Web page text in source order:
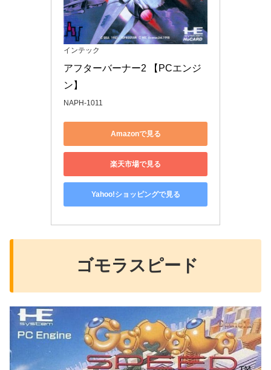
インテック
アフターバーナー2 【PCエンジ
ン】
NAPH-1011
Amazonで見る
楽天市場で見る
Yahoo!ショッピングで見る
ゴモラスピード